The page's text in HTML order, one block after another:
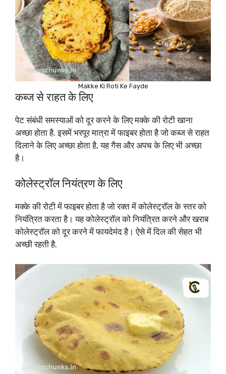
Makke Ki Roti Ke Fayde
कब्ज से राहत के लिए
पेट संबंधी समस्याओं को दूर करने के लिए मक्के की रोटी खाना
अच्छा होता है. इसमें भरपूर मात्रा में फाइबर होता है जो कब्ज से राहत
दिलाने के लिए अच्छा होता है, यह गैस और अपच के लिए भी अच्छा
है।
कोलेस्ट्रॉल नियंत्रण के लिए
मक्के की रोटी में फाइबर होता है जो रक्त में कोलेस्ट्रॉल के स्तर को
नियंत्रित करता है। यह कोलेस्ट्रॉल को नियंत्रित करने और खराब
कोलेस्ट्रॉल को दूर करने में फायदेमंद है। ऐसे में दिल की सेहत भी
अच्छी रहती है.